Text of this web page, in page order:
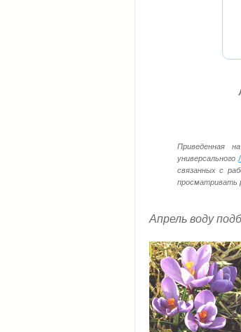
Приведенная
универсального
связанных с
просматривать
Апрель воду